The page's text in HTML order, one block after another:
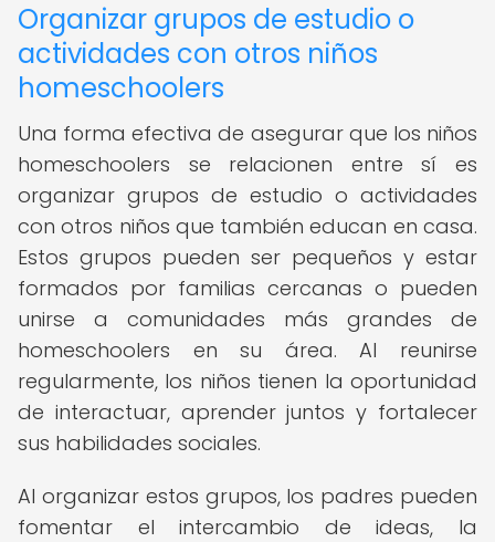
Organizar grupos de estudio o
actividades con otros niños
homeschoolers
Una forma efectiva de asegurar que los niños
homeschoolers se relacionen entre sí es
organizar grupos de estudio o actividades
con otros niños que también educan en casa.
Estos grupos pueden ser pequeños y estar
formados por familias cercanas o pueden
unirse a comunidades más grandes de
homeschoolers en su área. Al reunirse
regularmente, los niños tienen la oportunidad
de interactuar, aprender juntos y fortalecer
sus habilidades sociales.
Al organizar estos grupos, los padres pueden
fomentar el intercambio de ideas, la